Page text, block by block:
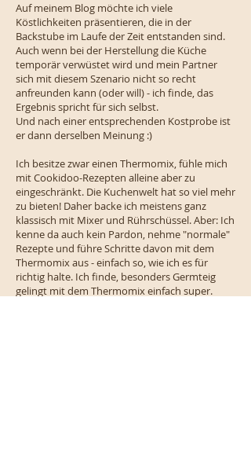
Auf meinem Blog möchte ich viele
Köstlichkeiten präsentieren, die in der
Backstube im Laufe der Zeit entstanden sind.
Auch wenn bei der Herstellung die Küche
temporär verwüstet wird und mein Partner
sich mit diesem Szenario nicht so recht
anfreunden kann (oder will) - ich finde, das
Ergebnis spricht für sich selbst.
Und nach einer entsprechenden Kostprobe ist
er dann derselben Meinung :)
Ich besitze zwar einen Thermomix, fühle mich
mit Cookidoo-Rezepten alleine aber zu
eingeschränkt. Die Kuchenwelt hat so viel mehr
zu bieten! Daher backe ich meistens ganz
klassisch mit Mixer und Rührschüssel. Aber: Ich
kenne da auch kein Pardon, nehme "normale"
Rezepte und führe Schritte davon mit dem
Thermomix aus - einfach so, wie ich es für
richtig halte. Ich finde, besonders Germteig
gelingt mit dem Thermomix einfach super.